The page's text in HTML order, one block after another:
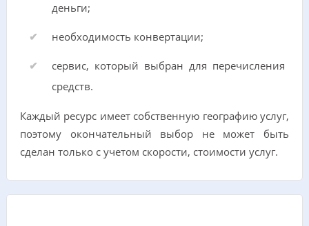
деньги;
необходимость конвертации;
сервис, который выбран для перечисления
средств.
Каждый ресурс имеет собственную географию услуг,
поэтому окончательный выбор не может быть
сделан только с учетом скорости, стоимости услуг.